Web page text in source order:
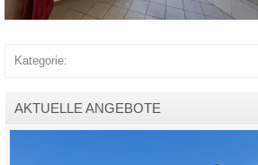
Kategorie:
AKTUELLE ANGEBOTE